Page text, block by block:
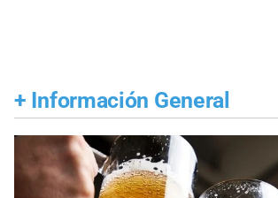
+ Información General